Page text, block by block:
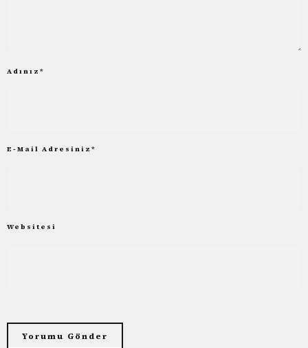
Adınız *
E-Mail Adresiniz *
Websitesi